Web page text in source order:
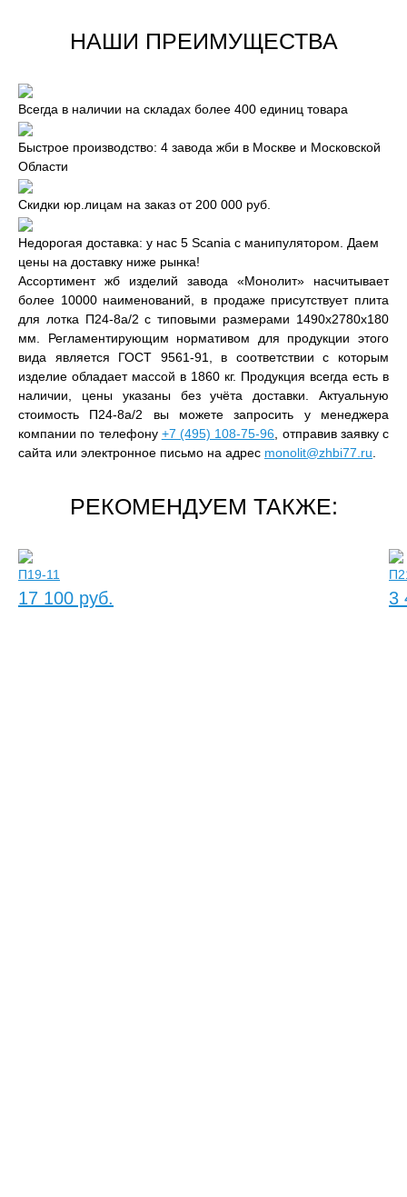
НАШИ ПРЕИМУЩЕСТВА
Всегда в наличии на складах более 400 единиц товара
Быстрое производство: 4 завода жби в Москве и Московской
Области
Скидки юр.лицам на заказ от 200 000 руб.
Недорогая доставка: у нас 5 Scania с манипулятором. Даем
цены на доставку ниже рынка!
Ассортимент жб изделий завода «Монолит» насчитывает
более 10000 наименований, в продаже присутствует плита
для лотка П24-8а/2 с типовыми размерами 1490x2780x180
мм. Регламентирующим нормативом для продукции этого
вида является ГОСТ 9561-91, в соответствии с которым
изделие обладает массой в 1860 кг. Продукция всегда есть в
наличии, цены указаны без учёта доставки. Актуальную
стоимость П24-8а/2 вы можете запросить у менеджера
компании по телефону +7 (495) 108-75-96 , отправив заявку с
сайта или электронное письмо на адрес monolit@zhbi77.ru
РЕКОМЕНДУЕМ ТАКЖЕ:
П19-11
17 100 руб. 3